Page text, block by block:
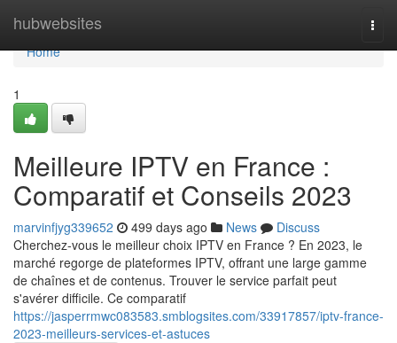
hubwebsites
Home
Home
1
Meilleure IPTV en France :
Comparatif et Conseils 2023
marvinfjyg339652 499 days ago News
Discuss
Cherchez-vous le meilleur choix IPTV en France ? En 2023, le
marché regorge de plateformes IPTV, offrant une large gamme
de chaînes et de contenus. Trouver le service parfait peut
s'avérer difficile. Ce comparatif
https://jasperrmwc083583.smblogsites.com/33917857/iptv-france-
2023-meilleurs-services-et-astuces